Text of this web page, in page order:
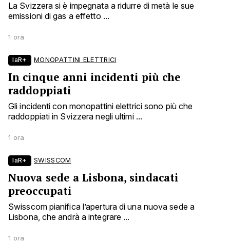
La Svizzera si è impegnata a ridurre di metà le sue
emissioni di gas a effetto ...
1 ora
laR+ MONOPATTINI ELETTRICI
In cinque anni incidenti più che
raddoppiati
Gli incidenti con monopattini elettrici sono più che
raddoppiati in Svizzera negli ultimi ...
1 ora
laR+ SWISSCOM
Nuova sede a Lisbona, sindacati
preoccupati
Swisscom pianifica l’apertura di una nuova sede a
Lisbona, che andrà a integrare ...
1 ora